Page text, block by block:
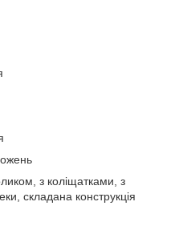
з коліщатками, з
складана конструкція